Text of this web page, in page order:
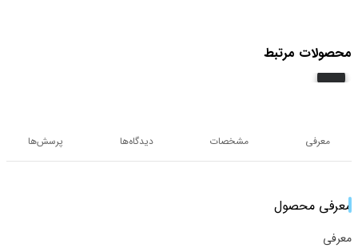
محصولات مرتبط
معرفی مشخصات دیدگاه‌ها پرسش‌ها
معرفی محصول
معرفی